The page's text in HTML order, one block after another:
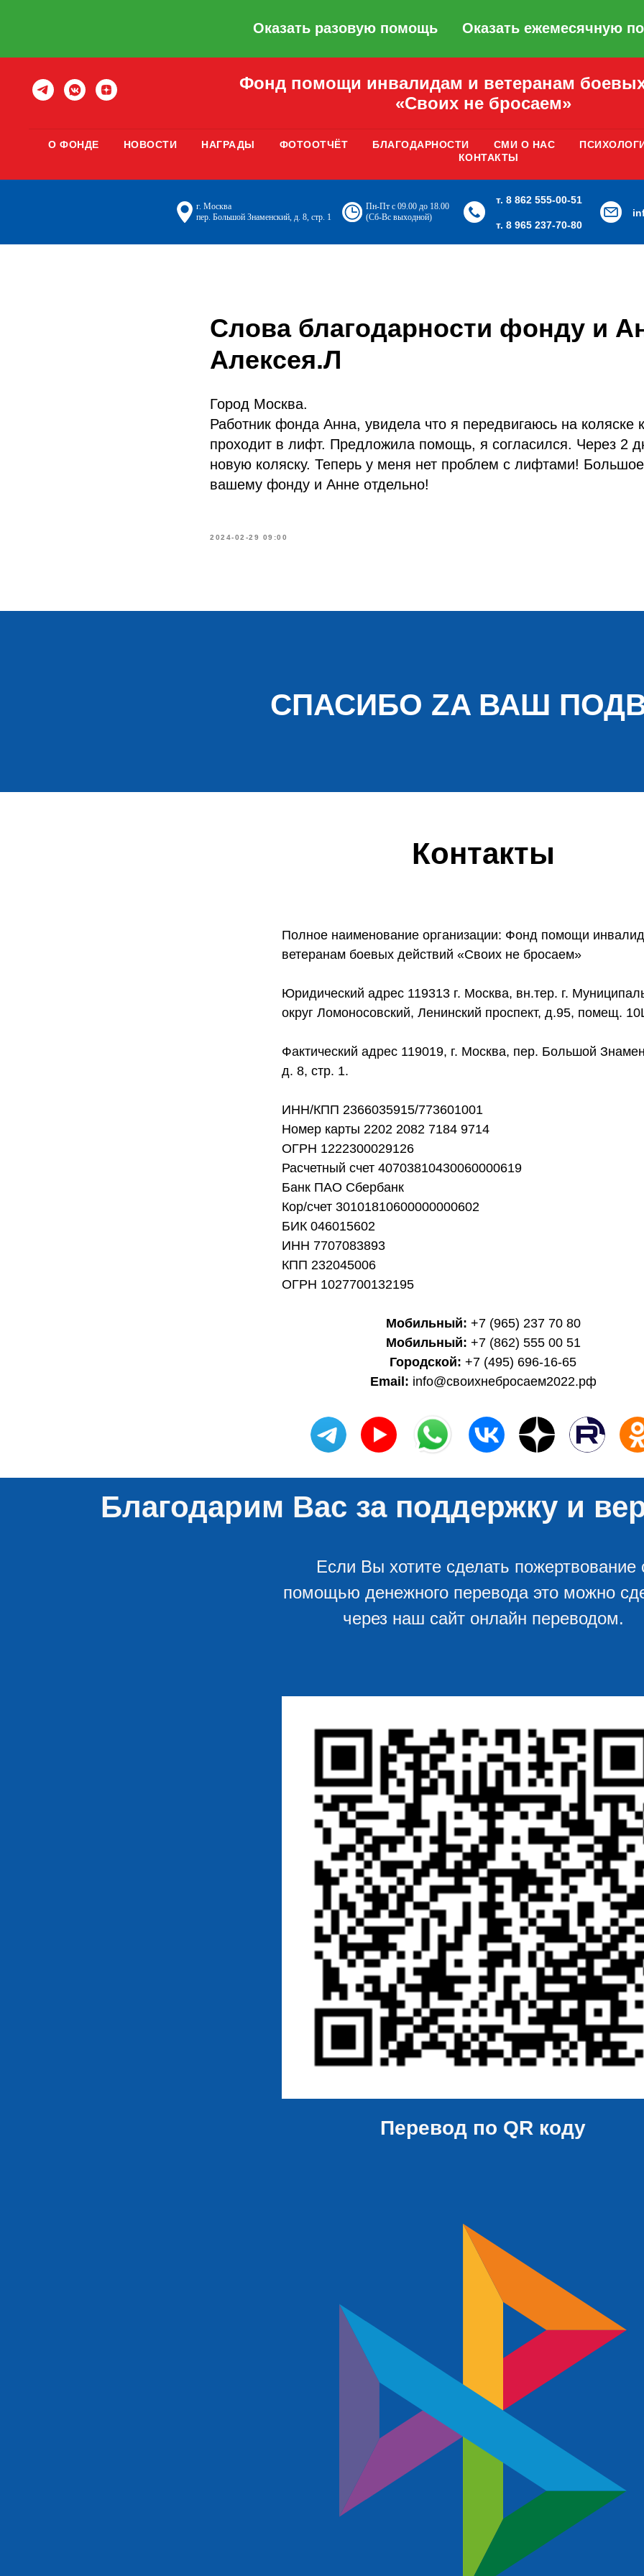
Оказать разовую помощь Оказать ежемесячную
Фонд помощи инвалидам и ветеранам
«Своих не бросаем»
О ФОНДЕ НОВОСТИ НАГРАДЫ ФОТООТЧЁТ БЛАГОДАРНОСТИ СМИ О НАС
КОНТАКТЫ
г. Москва
пер. Большой Знаменский, д. 8, стр. 1
Пн-Пт с 09.00 до 18.00
(Сб-Вс выходной)
т. 8 862 555-00-51
т. 8 965 237-70-80
Слова благодарности фонду и
Алексея.Л
Город Москва.
Работник фонда Анна, увидела что я передвигаюсь на коляске
проходит в лифт. Предложила помощь, я согласился. Через 2
новую коляску. Теперь у меня нет проблем с лифтами!
вашему фонду и Анне отдельно!
2024-02-29 09:00
СПАСИБО ZA ВАШ
Контакты
Полное наименование организации: Фонд помощи
ветеранам боевых действий «Своих не бросаем»
Юридический адрес 119313 г. Москва, вн.тер. г.
округ Ломоносовский, Ленинский проспект, д.95, помещ.
Фактический адрес 119019, г. Москва, пер. Большой
д. 8, стр. 1.
ИНН/КПП 2366035915/773601001
Номер карты 2202 2082 7184 9714
ОГРН 1222300029126
Расчетный счет 40703810430060000619
Банк ПАО Сбербанк
Кор/счет 30101810600000000602
БИК 046015602
ИНН 7707083893
КПП 232045006
ОГРН 1027700132195
Мобильный: +7 (965) 237 70 80
Мобильный: +7 (862) 555 00 51
Городской: +7 (495) 696-16-65
Email: info@своихнебросаем2022.рф
Благодарим Вас за поддержку и
Если Вы хотите сделать пожертвование
помощью денежного перевода это можно
через наш сайт онлайн переводом.
Перевод по QR коду